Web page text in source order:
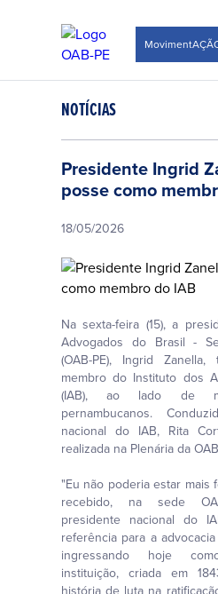
NOTÍCIAS
Presidente Ingrid
posse como
18/05/2026
Na sexta-feira (15), a
Advogados do Brasil -
(OAB-PE), Ingrid
membro do Instituto dos
(IAB), ao lado de
pernambucanos.
nacional do IAB, Rita
realizada na Plenária da
"Eu não poderia estar mais
recebido, na sede
presidente nacional do
referência para a
ingressando hoje
instituição, criada em